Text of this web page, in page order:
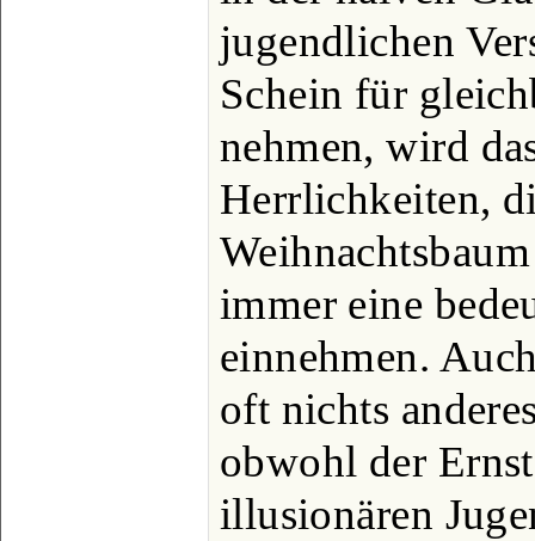
jugendlichen
Schein für
nehmen, wird
Herrlichkeiten,
immer eine
einnehmen.
oft nichts
obwohl der
illusionären